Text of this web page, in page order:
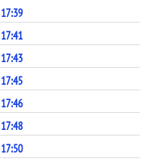
17:39
17:41
17:43
17:45
17:46
17:48
17:50